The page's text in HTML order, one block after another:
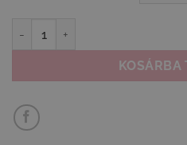
KOSÁRBA